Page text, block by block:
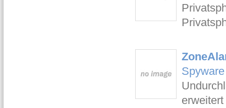
Spyware